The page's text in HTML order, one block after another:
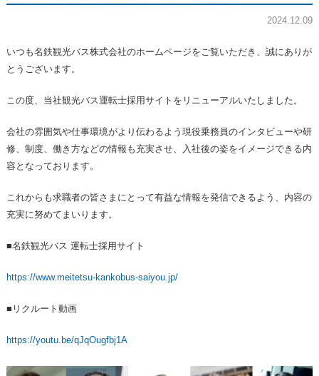
2024.12.09
いつも名鉄観光バス株式会社のホームページをご覧いただき、誠にありが
とうございます。
この度、当社観光バス運転士採用サイトをリニューアルいたしました。
会社の雰囲気や仕事環境がより伝わるよう現役乗務員のインタビューや研
修、制度、働き方などの情報も充実させ、入社後の姿をイメージできる内
容となっております。
これからも求職者の皆さまにとって有益な情報を発信できるよう、内容の
充実に努めてまいります。
■名鉄観光バス 運転士採用サイト
https://www.meitetsu-kankobus-saiyou.jp/
■リクルート動画
https://youtu.be/qJqOugfbj1A